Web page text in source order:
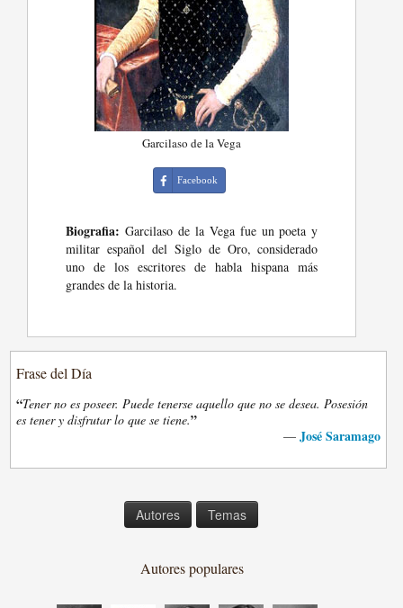
Garcilaso de la Vega
Facebook
Biografia: Garcilaso de la Vega fue un poeta y
militar español del Siglo de Oro, considerado
uno de los escritores de habla hispana más
grandes de la historia.
Frase del Día
“Tener no es poseer. Puede tenerse aquello que no se desea. Posesión
es tener y disfrutar lo que se tiene.”
— José Saramago
Autores Temas
Autores populares